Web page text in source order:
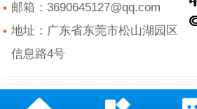
邮箱：3690645127@qq.com
地址：广东省东莞市松山湖园区
信息路4号